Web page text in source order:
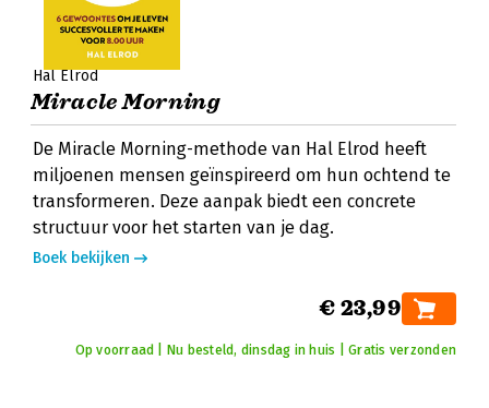
Hal Elrod
Miracle Morning
De Miracle Morning-methode van Hal Elrod heeft
miljoenen mensen geïnspireerd om hun ochtend te
transformeren. Deze aanpak biedt een concrete
structuur voor het starten van je dag.
Boek bekijken
€ 23,99
Op voorraad | Nu besteld, dinsdag in huis | Gratis verzonden